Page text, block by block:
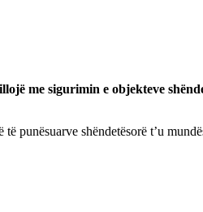
me sigurimin e objekteve
punësuarve shëndetësorë t’u